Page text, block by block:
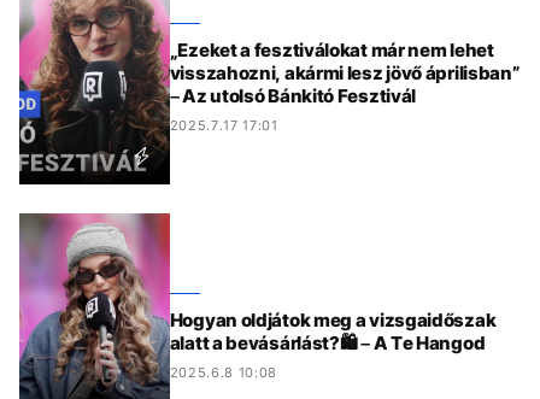
„Ezeket a fesztiválokat már nem lehet
visszahozni, akármi lesz jövő áprilisban”
– Az utolsó Bánkitó Fesztivál
2025.7.17 17:01
Hogyan oldjátok meg a vizsgaidőszak
alatt a bevásárlást?🛍️ – A Te Hangod
2025.6.8 10:08